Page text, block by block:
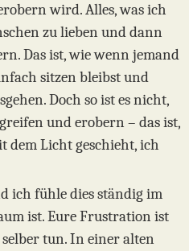
wird. Alles, was ich
zu lieben und dann
Das ist, wie wenn jemand
sitzen bleibst und
Doch so ist es nicht,
und erobern – das ist,
dem Licht geschieht, ich
ich fühle dies ständig im
ist. Eure Frustration ist
tun. In einer alten